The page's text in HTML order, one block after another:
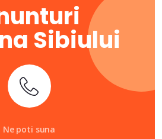
Sibiului
Ne poti suna